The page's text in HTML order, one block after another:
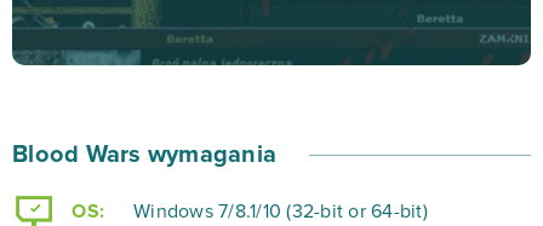
grona najpotężniejszych władców ciemności, stocz
wiele emocjonujących bitew z graczami z całego świata
Blood Wars wymagania
OS: Windows 7/8.1/10 (32-bit or 64-bit)